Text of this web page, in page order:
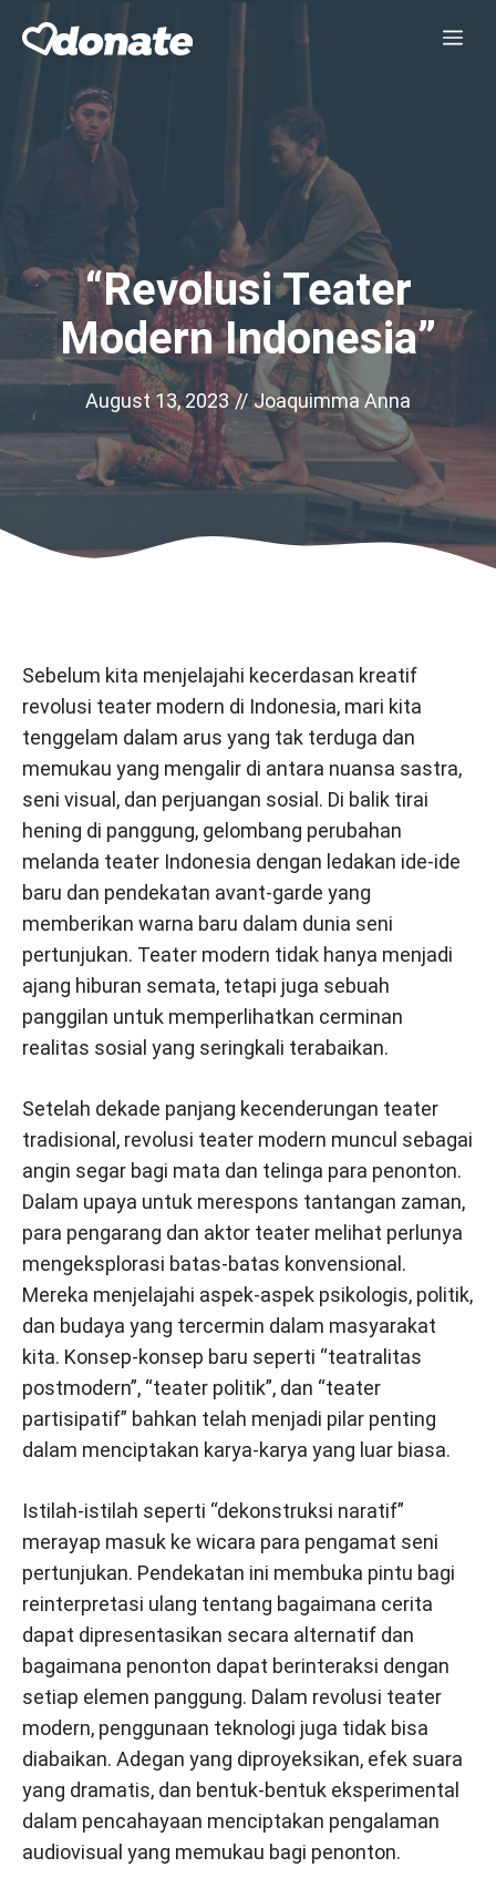
content
“Revolusi Teater
Modern Indonesia”
August 13, 2023 // Joaquimma Anna
Sebelum kita menjelajahi kecerdasan kreatif
revolusi teater modern di Indonesia, mari kita
tenggelam dalam arus yang tak terduga dan
memukau yang mengalir di antara nuansa sastra,
seni visual, dan perjuangan sosial. Di balik tirai
hening di panggung, gelombang perubahan
melanda teater Indonesia dengan ledakan ide-ide
baru dan pendekatan avant-garde yang
memberikan warna baru dalam dunia seni
pertunjukan. Teater modern tidak hanya menjadi
ajang hiburan semata, tetapi juga sebuah
panggilan untuk memperlihatkan cerminan
realitas sosial yang seringkali terabaikan.
Setelah dekade panjang kecenderungan teater
tradisional, revolusi teater modern muncul sebagai
angin segar bagi mata dan telinga para penonton.
Dalam upaya untuk merespons tantangan zaman,
para pengarang dan aktor teater melihat perlunya
mengeksplorasi batas-batas konvensional.
Mereka menjelajahi aspek-aspek psikologis, politik,
dan budaya yang tercermin dalam masyarakat
kita. Konsep-konsep baru seperti “teatralitas
postmodern”, “teater politik”, dan “teater
partisipatif” bahkan telah menjadi pilar penting
dalam menciptakan karya-karya yang luar biasa.
Istilah-istilah seperti “dekonstruksi naratif”
merayap masuk ke wicara para pengamat seni
pertunjukan. Pendekatan ini membuka pintu bagi
reinterpretasi ulang tentang bagaimana cerita
dapat dipresentasikan secara alternatif dan
bagaimana penonton dapat berinteraksi dengan
setiap elemen panggung. Dalam revolusi teater
modern, penggunaan teknologi juga tidak bisa
diabaikan. Adegan yang diproyeksikan, efek suara
yang dramatis, dan bentuk-bentuk eksperimental
dalam pencahayaan menciptakan pengalaman
audiovisual yang memukau bagi penonton.